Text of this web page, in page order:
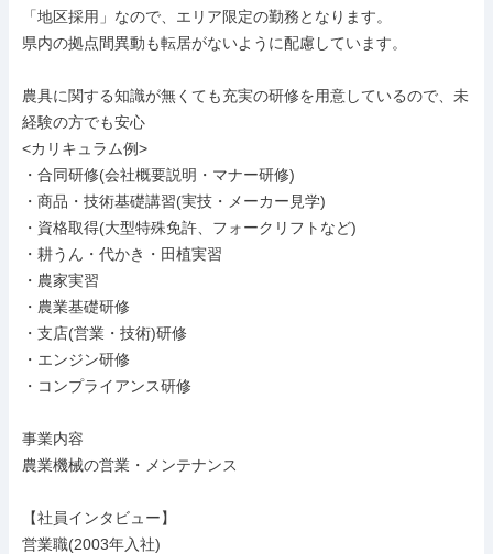
「地区採用」なので、エリア限定の勤務となります。
県内の拠点間異動も転居がないように配慮しています。
農具に関する知識が無くても充実の研修を用意しているので、未
経験の方でも安心
<カリキュラム例>
・合同研修(会社概要説明・マナー研修)
・商品・技術基礎講習(実技・メーカー見学)
・資格取得(大型特殊免許、フォークリフトなど)
・耕うん・代かき・田植実習
・農家実習
・農業基礎研修
・支店(営業・技術)研修
・エンジン研修
・コンプライアンス研修
事業内容
農業機械の営業・メンテナンス
【社員インタビュー】
営業職(2003年入社)